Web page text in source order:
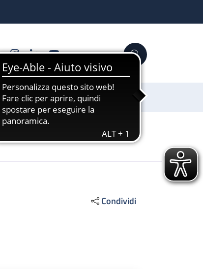
FacebookInstagram
LinkedinYouTube Cerca
Sostienici
Condividi